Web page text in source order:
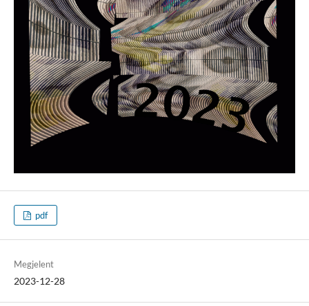
pdf
Megjelent
2023-12-28